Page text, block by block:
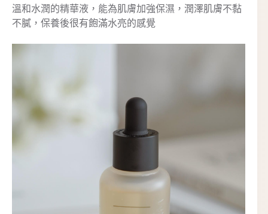
溫和水潤的精華液，能為肌膚加強保濕，潤澤肌膚不黏
不膩，保養後很有飽滿水亮的感覺